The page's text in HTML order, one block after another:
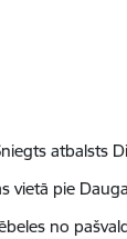
atbalsts
vietā pie
no